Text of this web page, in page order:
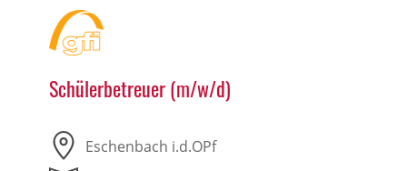
Schülerbetreuer (m/w/d)
Eschenbach i.d.OPf